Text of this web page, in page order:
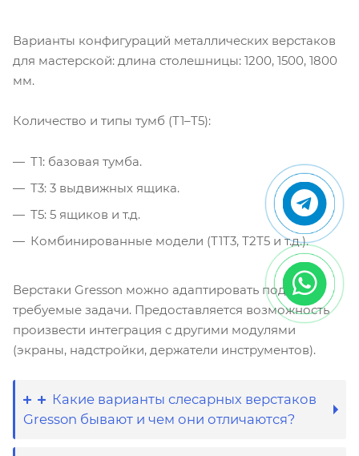
Варианты конфигураций металлических верстаков
для мастерской: длина столешницы: 1200, 1500, 1800
мм.
Количество и типы тумб (Т1–Т5):
Т1: базовая тумба.
Т3: 3 выдвижных ящика.
Т5: 5 ящиков и т.д.
Комбинированные модели (Т1Т3, Т2Т5 и т.д.).
Верстаки Gresson можно адаптировать под
требуемые задачи. Предоставляется возможность
произвести интеграция с другими модулями
(экраны, надстройки, держатели инструментов).
Какие варианты слесарных верстаков
Gresson бывают и чем они отличаются?